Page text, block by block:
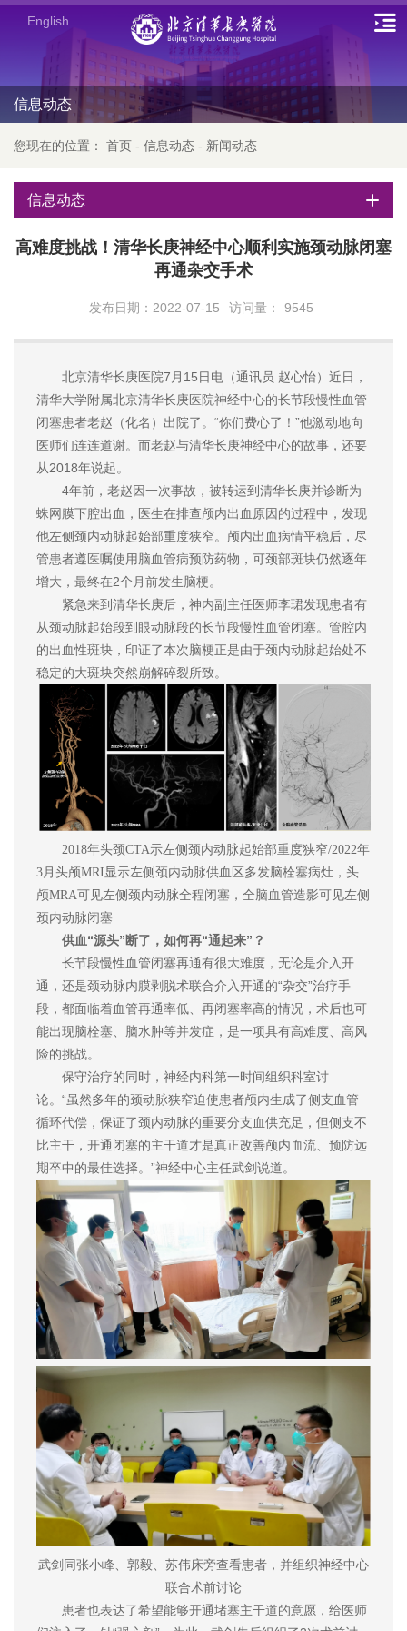
English
信息动态
您现在的位置： 首页 - 信息动态 - 新闻动态
信息动态
高难度挑战！清华长庚神经中心顺利实施颈动脉闭塞
再通杂交手术
发布日期：2022-07-15 访问量： 9545
北京清华长庚医院7月15日电（通讯员 赵心怡）近日，
清华大学附属北京清华长庚医院神经中心的长节段慢性血管
闭塞患者老赵（化名）出院了。“你们费心了！”他激动地向
医师们连连道谢。而老赵与清华长庚神经中心的故事，还要
从2018年说起。
4年前，老赵因一次事故，被转运到清华长庚并诊断为
蛛网膜下腔出血，医生在排查颅内出血原因的过程中，发现
他左侧颈内动脉起始部重度狭窄。颅内出血病情平稳后，尽
管患者遵医嘱使用脑血管病预防药物，可颈部斑块仍然逐年
增大，最终在2个月前发生脑梗。
紧急来到清华长庚后，神内副主任医师李珺发现患者有
从颈动脉起始段到眼动脉段的长节段慢性血管闭塞。管腔内
的出血性斑块，印证了本次脑梗正是由于颈内动脉起始处不
稳定的大斑块突然崩解碎裂所致。
2018年头颈CTA示左侧颈内动脉起始部重度狭窄/2022年
3月头颅MRI显示左侧颈内动脉供血区多发脑栓塞病灶，头
颅MRA可见左侧颈内动脉全程闭塞，全脑血管造影可见左侧
颈内动脉闭塞
供血“源头”断了，如何再“通起来”？
长节段慢性血管闭塞再通有很大难度，无论是介入开
通，还是颈动脉内膜剥脱术联合介入开通的“杂交”治疗手
段，都面临着血管再通率低、再闭塞率高的情况，术后也可
能出现脑栓塞、脑水肿等并发症，是一项具有高难度、高风
险的挑战。
保守治疗的同时，神经内科第一时间组织科室讨
论。“虽然多年的颈动脉狭窄迫使患者颅内生成了侧支血管
循环代偿，保证了颈内动脉的重要分支血供充足，但侧支不
比主干，开通闭塞的主干道才是真正改善颅内血流、预防远
期卒中的最佳选择。”神经中心主任武剑说道。
武剑同张小峰、郭毅、苏伟床旁查看患者，并组织神经中心
联合术前讨论
患者也表达了希望能够开通堵塞主干道的意愿，给医师